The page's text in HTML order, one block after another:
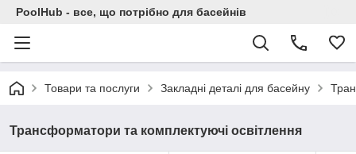
PoolHub - все, що потрібно для басейнів
Товари та послуги Закладні деталі для басейну
Трансформатори та комплектуючі освітлення